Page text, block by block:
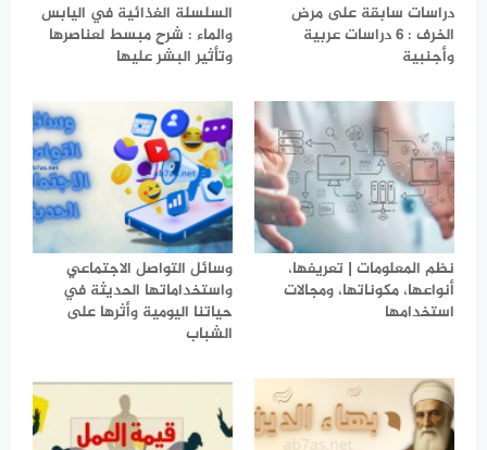
دراسات سابقة على مرض
الخرف : 6 دراسات عربية
وأجنبية
السلسلة الغذائية في اليابس
والماء : شرح مبسط لعناصرها
وتأثير البشر عليها
نظم المعلومات | تعريفها،
أنواعها، مكوناتها، ومجالات
استخدامها
وسائل التواصل الاجتماعي
واستخداماتها الحديثة في
حياتنا اليومية وأثرها على
الشباب